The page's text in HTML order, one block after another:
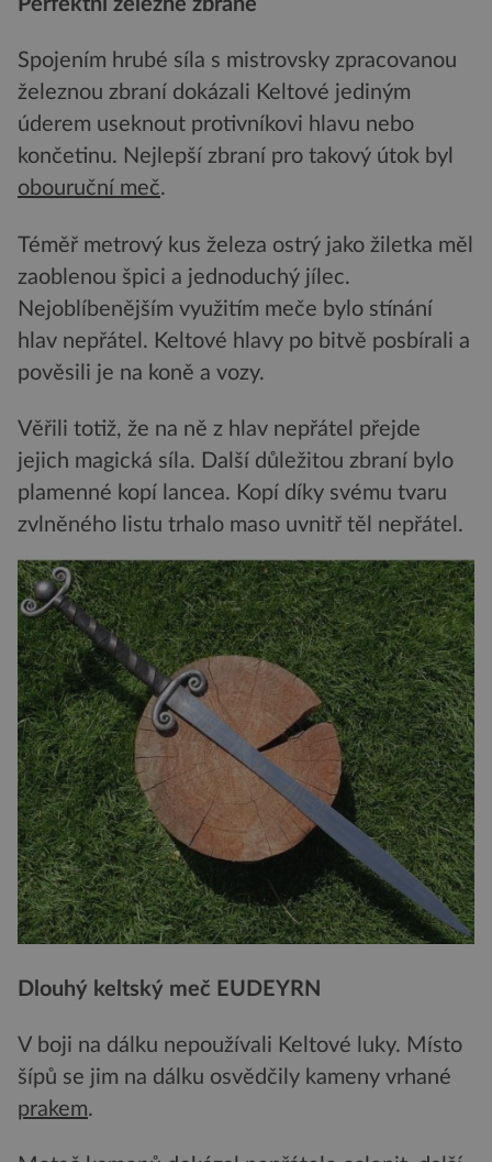
Spojením hrubé síla s mistrovsky zpracovanou
železnou zbraní dokázali Keltové jediným
úderem useknout protivníkovi hlavu nebo
končetinu. Nejlepší zbraní pro takový útok byl
obouruční meč.
Téměř metrový kus železa ostrý jako žiletka měl
zaoblenou špici a jednoduchý jílec.
Nejoblíbenějším využitím meče bylo stínání
hlav nepřátel. Keltové hlavy po bitvě posbírali a
pověsili je na koně a vozy.
Věřili totiž, že na ně z hlav nepřátel přejde
jejich magická síla. Další důležitou zbraní bylo
plamenné kopí lancea. Kopí díky svému tvaru
zvlněného listu trhalo maso uvnitř těl nepřátel.
Dlouhý keltský meč EUDEYRN
V boji na dálku nepoužívali Keltové luky. Místo
šípů se jim na dálku osvědčily kameny vrhané
prakem.